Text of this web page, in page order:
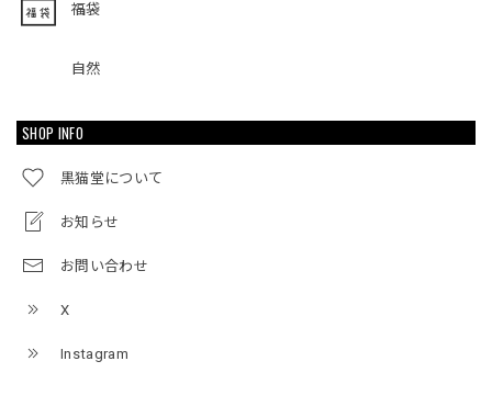
福袋
自然
SHOP INFO
黒猫堂について
お知らせ
お問い合わせ
X
Instagram